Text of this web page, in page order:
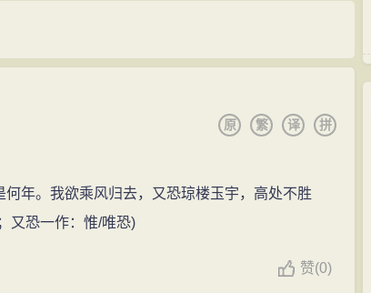
，风格多样，而以豪放为主，笔力纵横，穷极变
。叶燮（字星期）《原诗》说：“苏轼之诗，其境
鼓舞于笔端。”赵翼《瓯北诗话》说：“以文为诗，
大观。……尤其不可及者，天生健笔一枝，爽如
继李、杜后为一大家也，而其不如李、杜处亦在
面独具 风
格。少数诗篇也能反映民间疾苦，指责统
四十多首，冲破了专写男女
别绪的狭
二年（1057年）进京应试。当时的主考官是文坛
苏轼的《刑赏忠厚之至论》获得主考官欧阳修的赏
二公既叹赏其文，却不知这几句话的出处。及苏轼
阳修听后，不禁对苏轼的
用书，他日文章必独步天下。”
拼
译
繁
原
年。我欲乘风归去，又恐琼楼玉宇，高处不胜
又恐一作：惟/唯恐)
赞(0)